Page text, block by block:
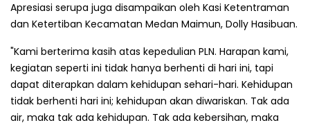
Apresiasi serupa juga disampaikan oleh Kasi Ketentraman
dan Ketertiban Kecamatan Medan Maimun, Dolly Hasibuan.
"Kami berterima kasih atas kepedulian PLN. Harapan kami,
kegiatan seperti ini tidak hanya berhenti di hari ini, tapi
dapat diterapkan dalam kehidupan sehari-hari. Kehidupan
tidak berhenti hari ini; kehidupan akan diwariskan. Tak ada
air, maka tak ada kehidupan. Tak ada kebersihan, maka